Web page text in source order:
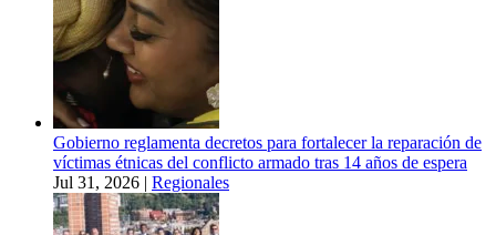
Gobierno reglamenta decretos para fortalecer la reparación de
víctimas étnicas del conflicto armado tras 14 años de espera
Jul 31, 2026 | Regionales